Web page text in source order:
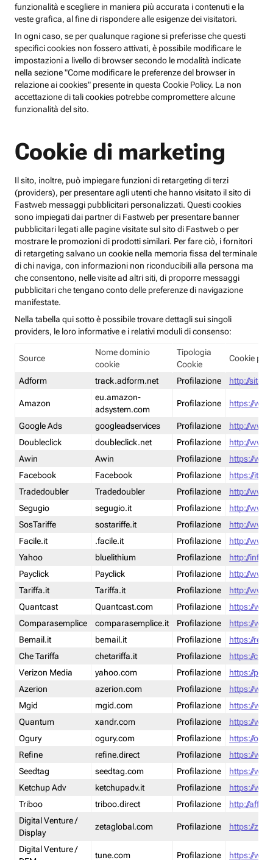
funzionalità e scegliere in maniera più accurata i contenuti e la
veste grafica, al fine di rispondere alle esigenze dei visitatori.
In ogni caso, se per qualunque ragione si preferisse che questi
specifici cookies non fossero attivati, è possibile modificare le
impostazioni a livello di browser secondo le modalità indicate
nella sezione "Come modificare le preferenze del browser in
relazione ai cookies" presente in questa Cookie Policy. La non
accettazione di tali cookies potrebbe compromettere alcune
funzionalità del sito.
Cookie di marketing
Il sito, inoltre, può impiegare funzioni di retargeting di terzi
(providers), per presentare agli utenti che hanno visitato il sito di
Fastweb messaggi pubblicitari personalizzati. Questi cookies
sono impiegati dai partner di Fastweb per presentare banner
pubblicitari legati alle pagine visitate sul sito di Fastweb o per
mostrare le promozioni di prodotti similari. Per fare ciò, i fornitori
di retargeting salvano un cookie nella memoria fissa del terminale
di chi naviga, con informazioni non riconducibili alla persona ma
che consentono, nelle visite ad altri siti, di proporre messaggi
pubblicitari che tengano conto delle preferenze di navigazione
manifestate.
Nella tabella qui sotto è possibile trovare dettagli sui singoli
providers, le loro informative e i relativi moduli di consenso:
Source
Nome dominio
cookie
Tipologia
Cookie
Cookie
Adform track.adform.net Profilazione http://
Amazon
eu.amazon-
adsystem.com
Profilazione https://
Google Ads googleadservices Profilazione
http://
Doubleclick
doubleclick.net Profilazione
http://
Awin
Awin Profilazione
https://
Facebook
Facebook Profilazione
https://it-
Tradedoubler
Tradedoubler Profilazione
http://
Segugio
segugio.it Profilazione
http://
SosTariffe
sostariffe.it Profilazione
http://
Facile.it
.facile.it Profilazione
http://
Yahoo
bluelithium Profilazione
http://
Payclick
Payclick Profilazione
http://
Tariffa.it
Tariffa.it Profilazione
http://
Quantcast
Quantcast.com Profilazione
https://
Comparasemplice
comparasemplice.it Profilazione
https://
Bemail.it
bemail.it Profilazione
https://
Che Tariffa
chetariffa.it Profilazione
https://
Verizon Media
yahoo.com Profilazione
https://
Azerion
azerion.com Profilazione
https://
Mgid
mgid.com Profilazione
https://
Quantum
xandr.com Profilazione
https://
Ogury
ogury.com Profilazione
https://
Refine
refine.direct Profilazione
https://
Seedtag
seedtag.com Profilazione
https://
Ketchup Adv
ketchupadv.it Profilazione
https://
Triboo
triboo.direct Profilazione
http://
Digital Venture /
Display
zetaglobal.com Profilazione https://
Digital Venture /
tune.com Profilazione https://